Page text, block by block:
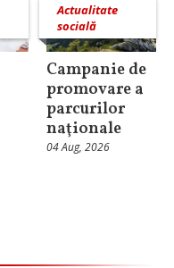
Actualitate
socială
Campanie de
promovare a
parcurilor
naţionale
04 Aug, 2026